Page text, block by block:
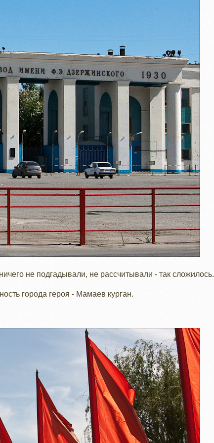
не подгадывали, не рассчитывали - так сложилось.
города героя - Мамаев курган.